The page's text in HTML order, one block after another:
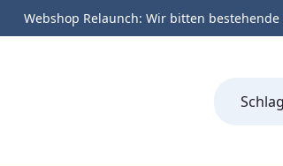
Webshop Relaunch: Wir bitten